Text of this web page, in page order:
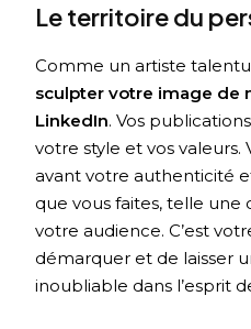
Le territoire du
Comme un artiste
sculpter votre image de
LinkedIn. Vos
votre style et vos
avant votre authenticité
que vous faites, telle une
votre audience. C’est
démarquer et de laisser
inoubliable dans l’esprit